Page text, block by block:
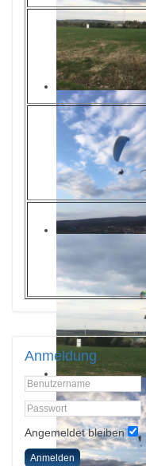
Anmeldung
Angemeldet bleiben
Anmelden